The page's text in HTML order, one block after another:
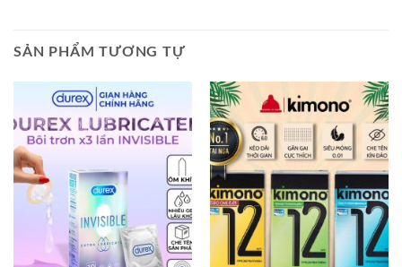
SẢN PHẨM TƯƠNG TỰ